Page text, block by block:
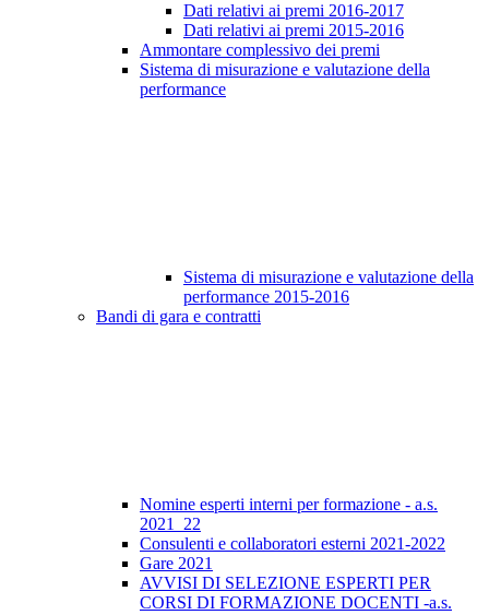
Dati relativi ai premi 2016-2017
Dati relativi ai premi 2015-2016
Ammontare complessivo dei premi
Sistema di misurazione e valutazione della
performance
Sistema di misurazione e valutazione della
performance 2015-2016
Bandi di gara e contratti
Nomine esperti interni per formazione - a.s.
2021_22
Consulenti e collaboratori esterni 2021-2022
Gare 2021
AVVISI DI SELEZIONE ESPERTI PER
CORSI DI FORMAZIONE DOCENTI -a.s.